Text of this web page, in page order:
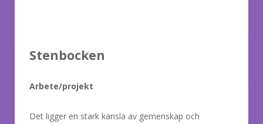
Stenbocken
Arbete/projekt
Det ligger en stark känsla av gemenskap och